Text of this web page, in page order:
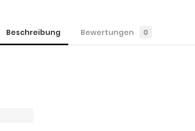
Beschreibung Bewertungen 0